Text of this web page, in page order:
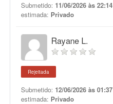
Submetido: 11/06/2026 às 22:14
estimada: Privado
Rayane L.
Rejeitada
Submetido: 12/06/2026 às 01:37
estimada: Privado